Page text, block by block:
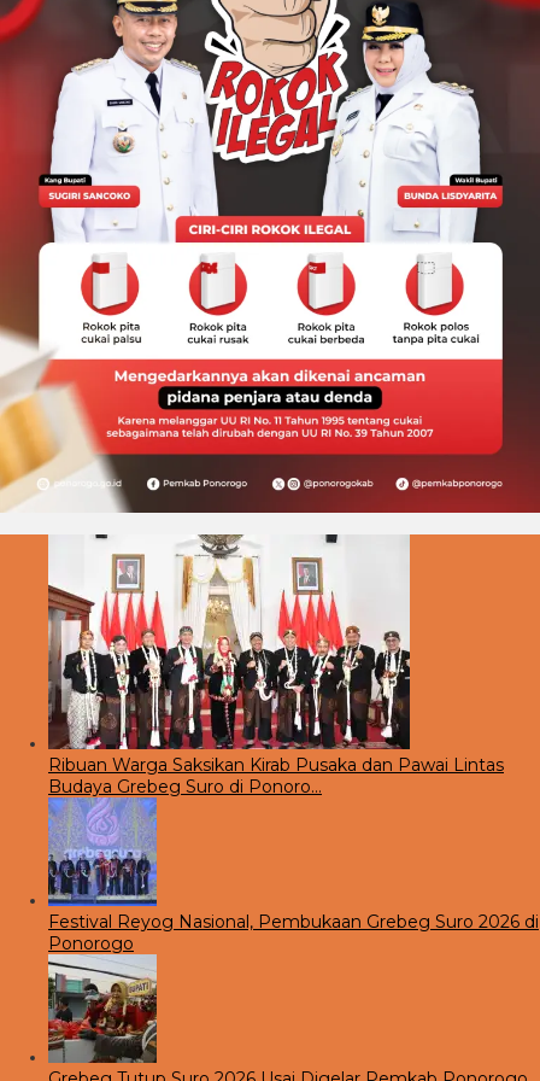
Ribuan Warga Saksikan Kirab Pusaka dan Pawai Lintas
Budaya Grebeg Suro di Ponoro…
Festival Reyog Nasional, Pembukaan Grebeg Suro 2026 di
Ponorogo